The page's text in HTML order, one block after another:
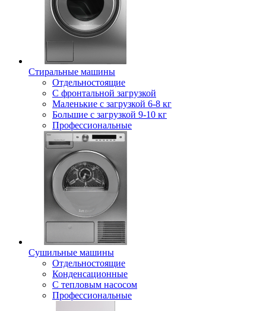
Стиральные машины
Отдельностоящие
С фронтальной загрузкой
Маленькие с загрузкой 6-8 кг
Большие с загрузкой 9-10 кг
Профессиональные
Сушильные машины
Отдельностоящие
Конденсационные
С тепловым насосом
Профессиональные